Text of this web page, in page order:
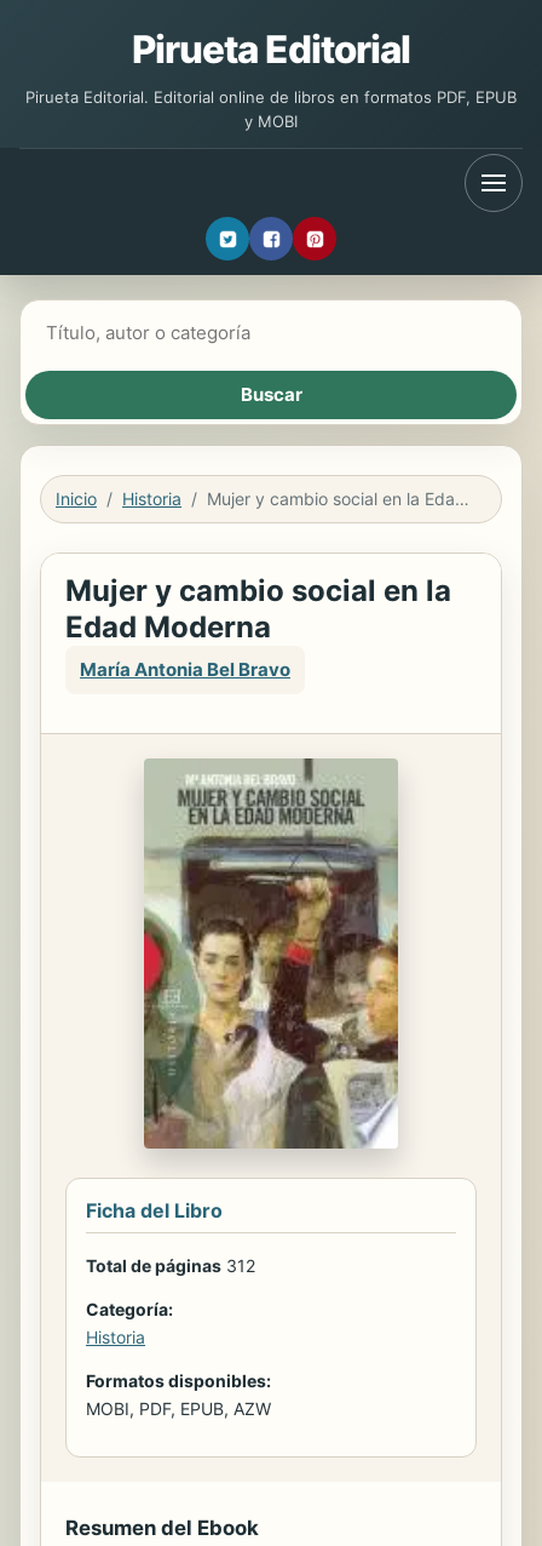
Pirueta Editorial
Pirueta Editorial. Editorial online de libros en formatos PDF, EPUB
y MOBI
Inicio Historia Mujer y cambio social en la Edad Moderna
Mujer y cambio social en la
Edad Moderna
María Antonia Bel Bravo
Ficha del Libro
Total de páginas 312
Categoría:
Historia
Formatos disponibles:
MOBI, PDF, EPUB, AZW
Resumen del Ebook